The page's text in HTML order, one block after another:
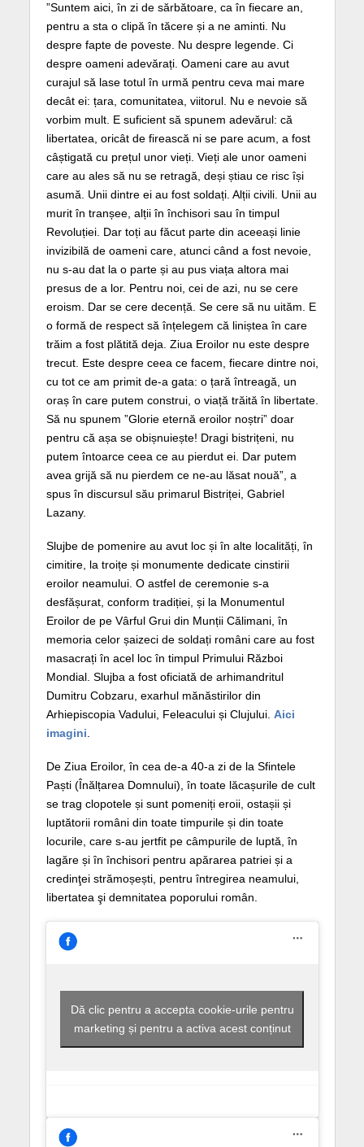
”Suntem aici, în zi de sărbătoare, ca în fiecare an,
pentru a sta o clipă în tăcere și a ne aminti. Nu
despre fapte de poveste. Nu despre legende. Ci
despre oameni adevărați. Oameni care au avut
curajul să lase totul în urmă pentru ceva mai mare
decât ei: țara, comunitatea, viitorul. Nu e nevoie să
vorbim mult. E suficient să spunem adevărul: că
libertatea, oricât de firească ni se pare acum, a fost
câștigată cu prețul unor vieți. Vieți ale unor oameni
care au ales să nu se retragă, deși știau ce risc își
asumă. Unii dintre ei au fost soldați. Alții civili. Unii au
murit în tranșee, alții în închisori sau în timpul
Revoluției. Dar toți au făcut parte din aceeași linie
invizibilă de oameni care, atunci când a fost nevoie,
nu s-au dat la o parte și au pus viața altora mai
presus de a lor. Pentru noi, cei de azi, nu se cere
eroism. Dar se cere decență. Se cere să nu uităm. E
o formă de respect să înțelegem că liniștea în care
trăim a fost plătită deja. Ziua Eroilor nu este despre
trecut. Este despre ceea ce facem, fiecare dintre noi,
cu tot ce am primit de-a gata: o țară întreagă, un
oraș în care putem construi, o viață trăită în libertate.
Să nu spunem ”Glorie eternă eroilor noștri” doar
pentru că așa se obișnuiește! Dragi bistrițeni, nu
putem întoarce ceea ce au pierdut ei. Dar putem
avea grijă să nu pierdem ce ne-au lăsat nouă”, a
spus în discursul său primarul Bistriței, Gabriel
Lazany.
Slujbe de pomenire au avut loc și în alte localități, în
cimitire, la troițe și monumente dedicate cinstirii
eroilor neamului. O astfel de ceremonie s-a
desfășurat, conform tradiției, și la Monumentul
Eroilor de pe Vârful Grui din Munții Călimani, în
memoria celor șaizeci de soldați români care au fost
masacrați în acel loc în timpul Primului Război
Mondial. Slujba a fost oficiată de arhimandritul
Dumitru Cobzaru, exarhul mănăstirilor din
Arhiepiscopia Vadului, Feleacului și Clujului. Aici
imagini
De Ziua Eroilor, în cea de-a 40-a zi de la Sfintele
Paști (Înălțarea Domnului), în toate lăcașurile de cult
se trag clopotele și sunt pomeniți eroii, ostașii și
luptătorii români din toate timpurile și din toate
locurile, care s-au jertfit pe câmpurile de luptă, în
lagăre și în închisori pentru apărarea patriei și a
credinţei strămoșești, pentru întregirea neamului,
libertatea şi demnitatea poporului român.
Dă clic pentru a accepta cookie-urile pentru
marketing și pentru a activa acest conținut